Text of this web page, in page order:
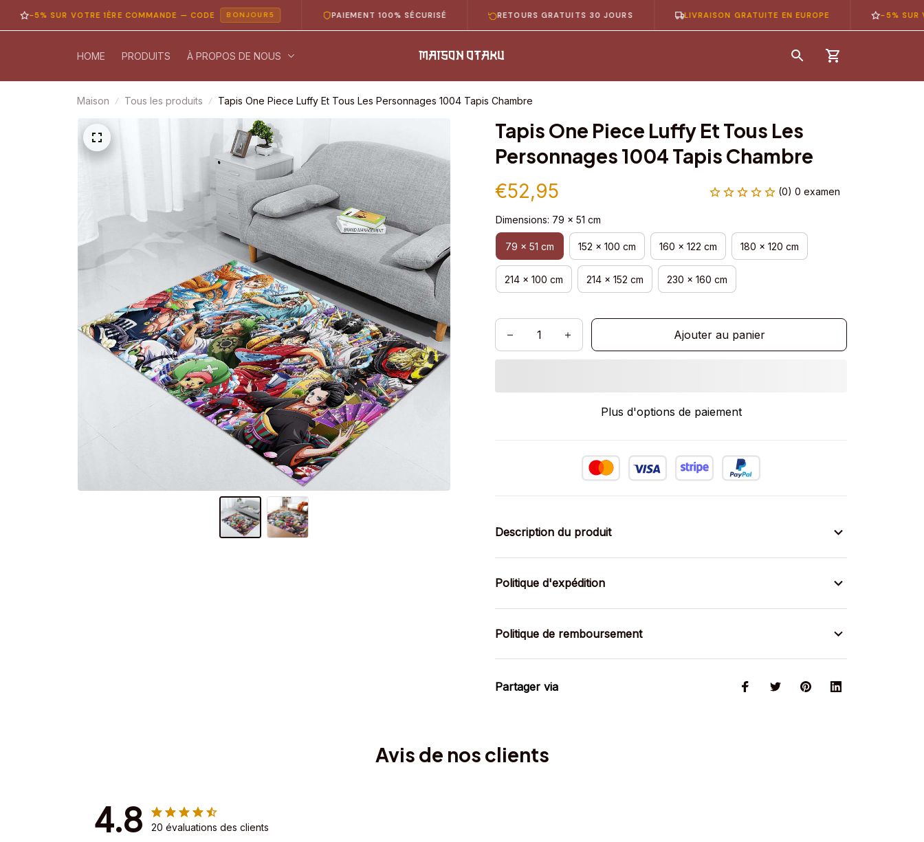
SUR VOTRE 1ÈRE COMMANDE — CODE BONJOUR5 PAIEMENT 100% SÉCURISÉ RETOURS GRATUITS 30 JOURS LIVRAISON GRATUITE EN EUROPE -5% SUR VOTRE
HOME PRODUITS À PROPOS DE NOUS
Maison Tous les produits Tapis One Piece Luffy Et Tous Les Personnages 1004 Tapis Chambre
Tapis One Piece Luffy Et Tous Les
Personnages 1004 Tapis Chambre
€52,95 (0) 0 examen
Dimensions: 79 x 51 cm
79 x 51 cm 152 x 100 cm 160 x 122 cm 180 x 120 cm
214 x 100 cm 214 x 152 cm 230 x 160 cm
Ajouter au panier
Plus d'options de paiement
Description du produit
Politique d'expédition
Politique de remboursement
Partager via
Avis de nos clients
4.8 20 évaluations des clients